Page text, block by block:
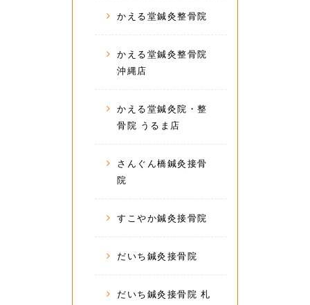
かえる堂鍼灸整骨院
かえる堂鍼灸整骨院
沖縄店
かえる堂鍼灸院・整
骨院 うるま店
さんぐん橋鍼灸接骨
院
すこやか鍼灸接骨院
だいち鍼灸接骨院
だいち鍼灸接骨院 札